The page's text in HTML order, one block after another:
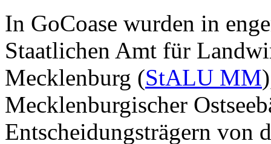
In GoCoase wurden in
Staatlichen Amt für
Mecklenburg (StALU MM
Mecklenburgischer
Entscheidungsträgern von